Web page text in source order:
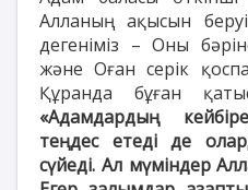
Алланың ақысын
дегеніміз – Оны
және Оған серік
Құранда бұған
«Адамдардың
теңдес етеді де
сүйеді. Ал мүміндер